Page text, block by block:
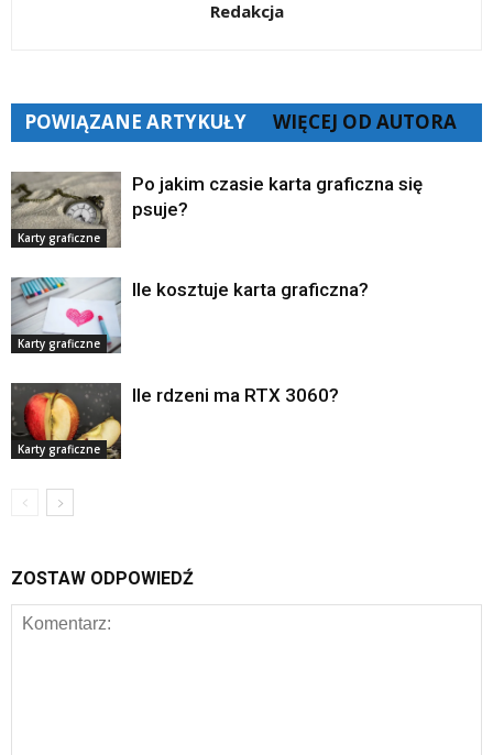
Redakcja
POWIĄZANE ARTYKUŁY WIĘCEJ OD AUTORA
Karty graficzne
Po jakim czasie karta graficzna się
psuje?
Karty graficzne
Ile kosztuje karta graficzna?
Karty graficzne
Ile rdzeni ma RTX 3060?
ZOSTAW ODPOWIEDŹ